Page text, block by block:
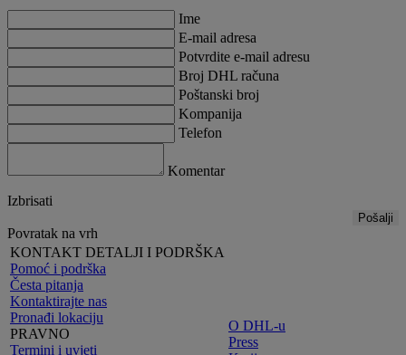
Ime
E-mail adresa
Potvrdite e-mail adresu
Broj DHL računa
Poštanski broj
Kompanija
Telefon
Komentar
Izbrisati
Pošalji
Povratak na vrh
KONTAKT DETALJI I PODRŠKA
Pomoć i podrška
Česta pitanja
Kontaktirajte nas
Pronađi lokaciju
PRAVNO
Termini i uvjeti
O DHL-u
Press